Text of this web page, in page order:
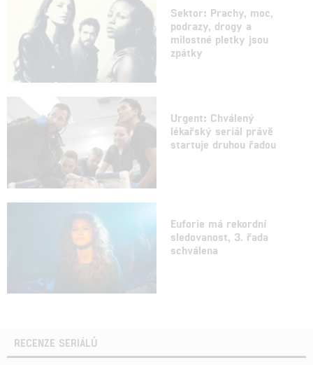
Sektor: Prachy, moc,
podrazy, drogy a
milostné pletky jsou
zpátky
Urgent: Chválený
lékařský seriál právě
startuje druhou řadou
Euforie má rekordní
sledovanost, 3. řada
schválena
RECENZE SERIÁLŮ